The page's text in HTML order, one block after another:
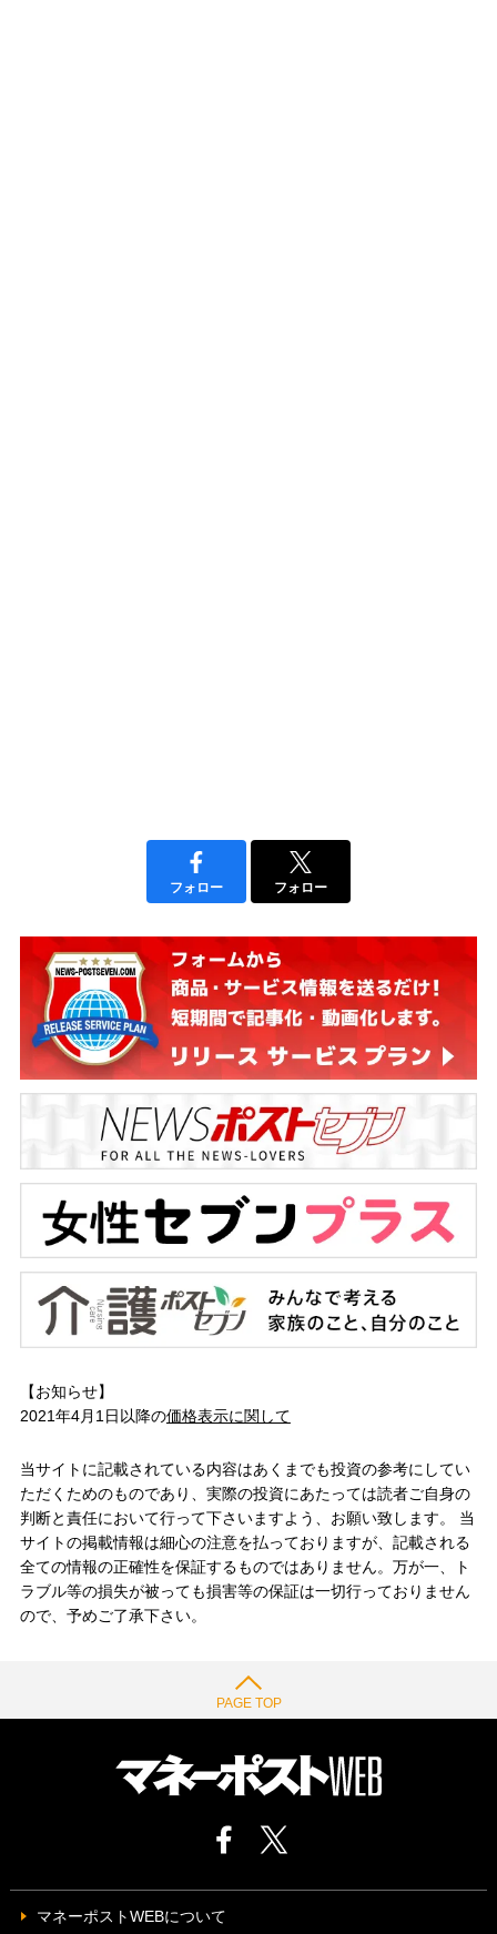
フォロー フォロー
【お知らせ】
2021年4月1日以降の価格表示に関して
当サイトに記載されている内容はあくまでも投資の参考にしてい
ただくためのものであり、実際の投資にあたっては読者ご自身の
判断と責任において行って下さいますよう、お願い致します。 当
サイトの掲載情報は細心の注意を払っておりますが、記載される
全ての情報の正確性を保証するものではありません。万が一、ト
ラブル等の損失が被っても損害等の保証は一切行っておりません
ので、予めご了承下さい。
PAGE TOP
マネーポストWEBについて